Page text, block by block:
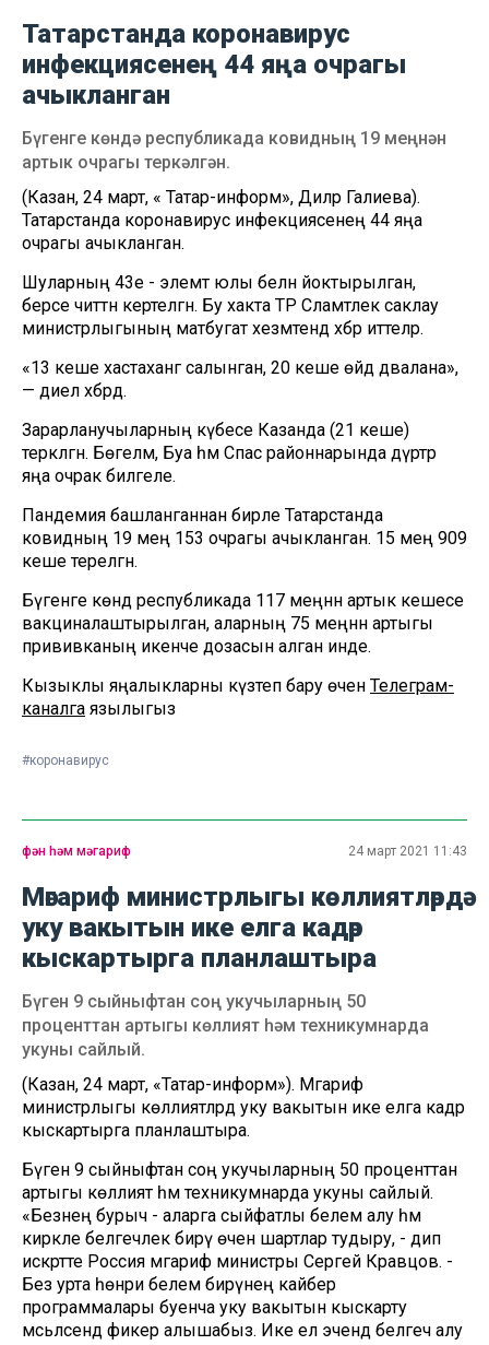
Татарстанда коронавирус
инфекциясенең 44 яңа очрагы
ачыкланган
Бүгенге көндә республикада ковидның 19 меңнән
артык очрагы теркәлгән.
(Казан, 24 март, « Татар-информ», Диләрә Галиева).
Татарстанда коронавирус инфекциясенең 44 яңа
очрагы ачыкланган.
Шуларның 43е - элемтә юлы белән йоктырылган,
берсе читтән кертелгән. Бу хакта ТР Сәламәтлек саклау
министрлыгының матбугат хезмәтендә хәбәр иттеләр.
«13 кеше хастаханәгә салынган, 20 кеше өйдә дәвалана»,
— диелә хәбәрдә.
Зарарланучыларның күбесе Казанда (21 кеше)
теркәлгән. Бөгелмә, Буа һәм Спас районнарында дүртәр
яңа очрак билгеле.
Пандемия башланганнан бирле Татарстанда
ковидның 19 мең 153 очрагы ачыкланган. 15 мең 909
кеше терелгән.
Бүгенге көндә республикада 117 меңнән артык кешесе
вакциналаштырылган, аларның 75 меңнән артыгы
прививканың икенче дозасын алган инде.
Кызыклы яңалыкларны күзәтеп бару өчен Телеграм-
каналга язылыгыз
#коронавирус
фән һәм мәгариф 24 март 2021 11:43
Мәгариф министрлыгы көллиятләрдә
уку вакытын ике елга кадәр
кыскартырга планлаштыра
Бүген 9 сыйныфтан соң укучыларның 50
проценттан артыгы көллият һәм техникумнарда
укуны сайлый.
(Казан, 24 март, «Татар-информ»). Мәгариф
министрлыгы көллиятләрдә уку вакытын ике елга кадәр
кыскартырга планлаштыра.
Бүген 9 сыйныфтан соң укучыларның 50 проценттан
артыгы көллият һәм техникумнарда укуны сайлый.
«Безнең бурыч - аларга сыйфатлы белем алу һәм
кирәкле белгечлек бирү өчен шартлар тудыру, - дип
искәртте Россия мәгариф министры Сергей Кравцов. -
Без урта һөнәри белем бирүнең кайбер
программалары буенча уку вакытын кыскарту
мәсьәләсендә фикер алышабыз. Ике ел эчендә белгеч алу